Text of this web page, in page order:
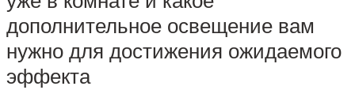
дополнительное освещение вам
нужно для достижения ожидаемого
эффекта